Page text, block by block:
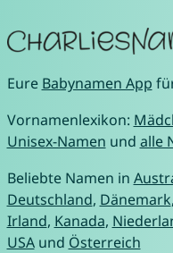
Eure Babynamen App
Vornamenlexikon:
Unisex-Namen und alle
Beliebte Namen in
Deutschland, Dänemark,
Irland, Kanada,
USAund Österreich